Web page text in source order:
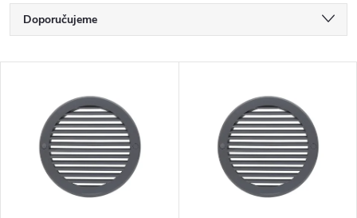
Ř
a
Doporučujeme
Nejprodávanější
Abecedně